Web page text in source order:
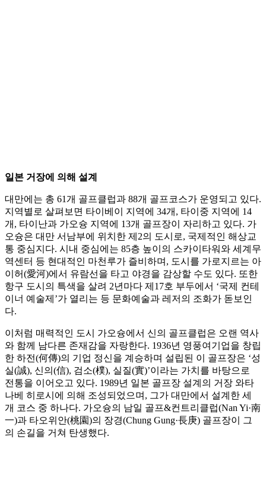
일본 거장에 의해 설계
대만에는 총 61개 골프클럽과 88개 골프코스가 운영되고 있다.
지역별로 살펴보면 타이베이 지역에 34개, 타이중 지역에 14
개, 타이난과 가오슝 지역에 13개 골프장이 자리하고 있다. 가
오슝은 대만 서남부에 위치한 제2의 도시로, 국제적인 해상교
통 중심지다. 시내 중심에는 85층 높이의 스카이타워와 세계무
역센터 등 현대적인 마천루가 즐비하며, 도시를 가로지르는 아
이허(愛河)에서 유람선을 타고 야경을 감상할 수도 있다. 또한
항구 도시의 특색을 살려 2년마다 제17호 부두에서 ‘국제 컨테
이너 예술제’가 열리는 등 문화예술과 레저의 조화가 돋보인
다.
이처럼 매력적인 도시 가오슝에서 신의 골프클럽은 오랜 역사
와 함께 남다른 존재감을 자랑한다. 1936년 영풍여기업을 창립
한 하전(何傳)의 기업 정신을 계승하며 설립된 이 골프장은 ‘성
실(誠), 신의(信), 검소(樸), 실질(實)’이라는 가치를 바탕으로
전통을 이어오고 있다. 1989년 일본 골프장 설계의 거장 와타
나베 히로시에 의해 조성되었으며, 그가 대만에서 설계한 세
개 코스 중 하나다. 가오슝의 남일 골프&컨트리클럽(Nan Yi·南
一)과 타오위안(桃園)의 장경(Chung Gung·長庚) 골프장이 그
의 손길을 거쳐 탄생했다.